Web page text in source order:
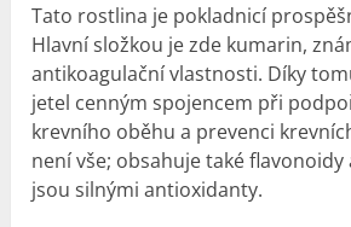
Tato rostlina je pokladnicí
Hlavní složkou je zde kumarin,
antikoagulační vlastnosti. Díky
jetel cenným spojencem při
krevního oběhu a prevenci
není vše; obsahuje také
jsou silnými antioxidanty.